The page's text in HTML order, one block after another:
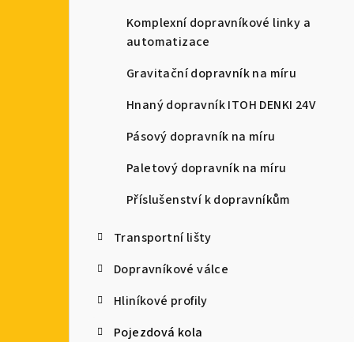
Komplexní dopravníkové linky a
automatizace
Gravitační dopravník na míru
Hnaný dopravník ITOH DENKI 24V
Pásový dopravník na míru
Paletový dopravník na míru
Příslušenství k dopravníkům
Transportní lišty
Dopravníkové válce
Hliníkové profily
Pojezdová kola